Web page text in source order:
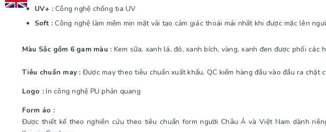
UV+ :Công nghệ chống tia UV
Soft : Công nghệ làm mềm mịn mặt vải tạo cảm giác thoái mái nhất khi được mặc lên
Màu Sắc gồm 6 gam màu : Kem sữa, xanh lá, đỏ, xanh bích, vàng, xanh đen được phối
Tiêu chuẩn may : Được may theo tiêu chuẩn xuất khẩu, QC kiểm hàng đầu vào đầu ra chặt
Logo : In công nghệ PU phản quang
Form áo :
Được thiết kế theo nghiên cứu theo tiêu chuẩn form người Châu Á và Việt Nam dành